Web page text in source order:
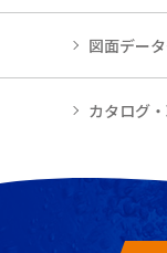
図面デー
カタログ